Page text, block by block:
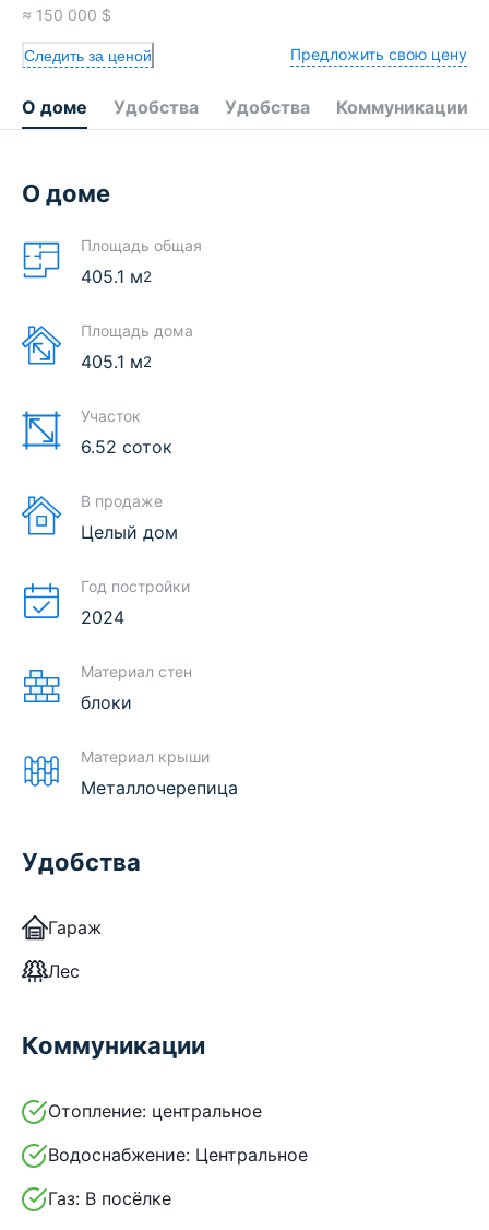
≈ 150 000 $
Следить за ценой Предложить свою цену
О доме Удобства Удобства Коммуникации
О доме
Площадь общая
405.1 м2
Площадь дома
405.1 м2
Участок
6.52 соток
В продаже
Целый дом
Год постройки
2024
Материал стен
блоки
Материал крыши
Металлочерепица
Удобства
Гараж
Лес
Коммуникации
Отопление: центральное
Водоснабжение: Центральное
Газ: В посёлке